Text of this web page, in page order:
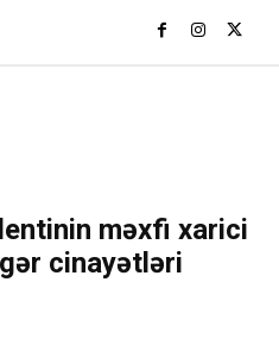
məxfi xarici
cinayətləri